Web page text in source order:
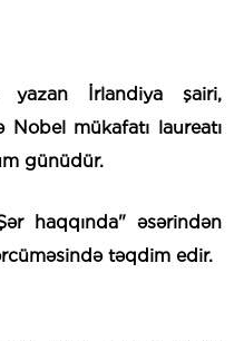
İrlandiya şairi,
mükafatı laureatı
günüdür.
haqqında" əsərindən
təqdim edir.